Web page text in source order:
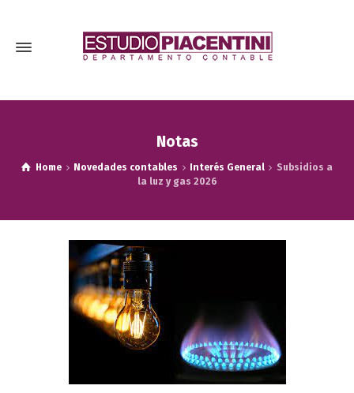
Notas
Home Novedades contables Interés General
Subsidios a
la luz y gas 2026